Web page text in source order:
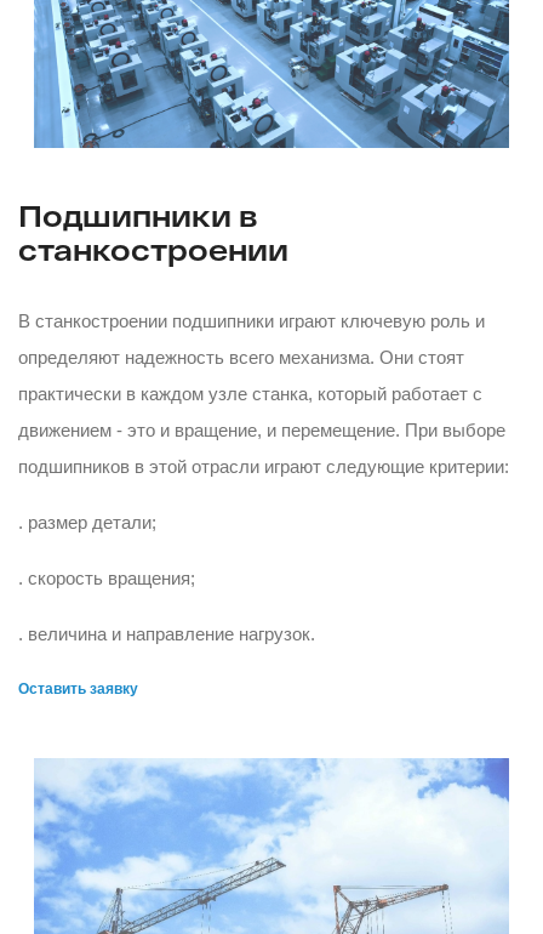
Подшипники в
станкостроении
В станкостроении подшипники играют ключевую роль и
определяют надежность всего механизма. Они стоят
практически в каждом узле станка, который работает с
движением - это и вращение, и перемещение. При выборе
подшипников в этой отрасли играют следующие критерии:
. размер детали;
. скорость вращения;
. величина и направление нагрузок.
Оставить заявку